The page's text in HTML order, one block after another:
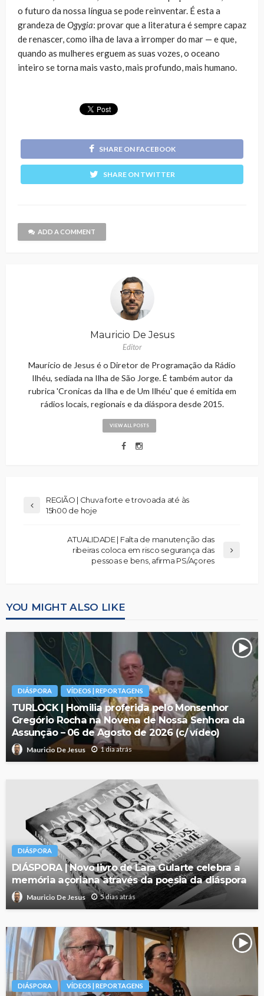
o futuro da nossa língua se pode reinventar. É esta a
grandeza deOgygia: provar que a literatura é sempre capaz
de renascer, como ilha de lava a irromper do mar — e que,
quando as mulheres erguem as suas vozes, o oceano
inteiro se torna mais vasto, mais profundo, mais humano.
SHARE ON FACEBOOK
SHARE ON TWITTER
ADD A COMMENT
Mauricio De Jesus
Editor
Maurício de Jesus é o Diretor de Programação da Rádio
Ilhéu, sediada na Ilha de São Jorge. É também autor da
rubrica 'Cronicas da Ilha e de Um Ilhéu' que é emitida em
rádios locais, regionais e da diáspora desde 2015.
VIEW ALL POSTS
REGIÃO | Chuva forte e trovoada até às
15h00 de hoje
ATUALIDADE | Falta de manutenção das
ribeiras coloca em risco segurança das
pessoas e bens, afirma PS/Açores
YOU MIGHT ALSO LIKE
DIÁSPORA VÍDEOS | REPORTAGENS
TURLOCK | Homilia proferida pelo Monsenhor
Gregório Rocha na Novena de Nossa Senhora da
Assunção – 06 de Agosto de 2026 (c/ vídeo)
Mauricio De Jesus 1 dia atrás
DIÁSPORA
DIÁSPORA | Novo livro de Lara Gularte celebra a
memória açoriana através da poesia da diáspora
Mauricio De Jesus 5 dias atrás
DIÁSPORA VÍDEOS | REPORTAGENS